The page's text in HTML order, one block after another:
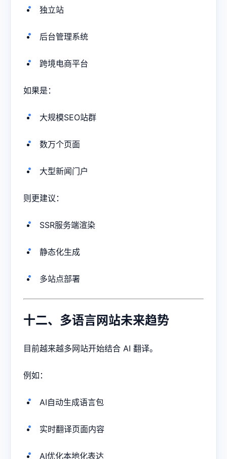
独立站
后台管理系统
跨境电商平台
如果是：
大规模SEO站群
数万个页面
大型新闻门户
则更建议：
SSR服务端渲染
静态化生成
多站点部署
十二、多语言网站未来趋势
目前越来越多网站开始结合 AI 翻译。
例如：
AI自动生成语言包
实时翻译页面内容
AI优化本地化表达